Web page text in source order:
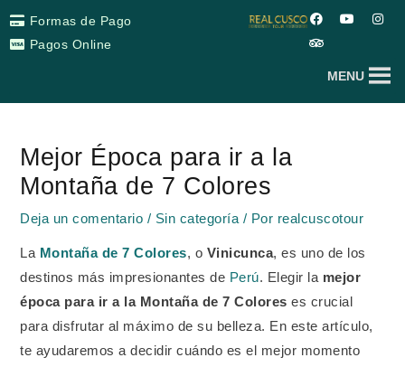
Formas de Pago
Pagos Online
F
a
c
e
k
Y
o
b
I
n
a
g
a
T
r
i
p
i
MENU
Mejor Época para ir a la
Montaña de 7 Colores
Deja un comentario / Sin categoría / Por realcuscotour
La Montaña de 7 Colores, o Vinicunca, es uno de los
destinos más impresionantes de Perú. Elegir la mejor
época para ir a la Montaña de 7 Colores es crucial
para disfrutar al máximo de su belleza. En este artículo,
te ayudaremos a decidir cuándo es el mejor momento
entradas